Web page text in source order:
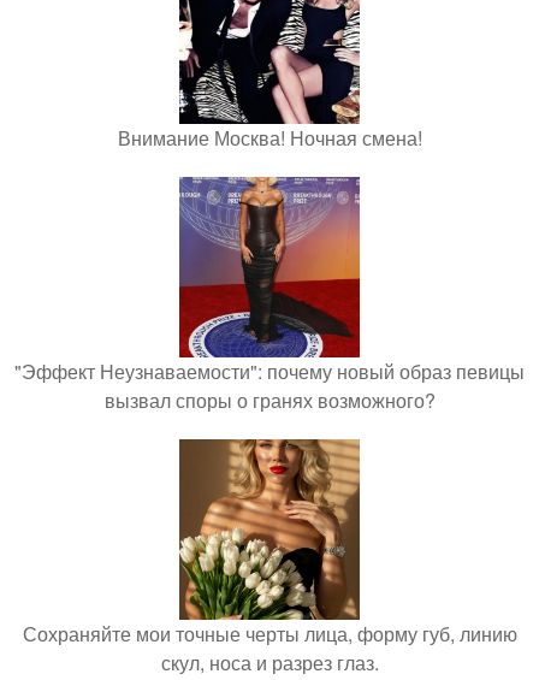
Внимание Москва! Ночная смена!
"Эффект Неузнаваемости": почему новый образ певицы
вызвал споры о гранях возможного?
Сохраняйте мои точные черты лица, форму губ, линию
скул, носа и разрез глаз.